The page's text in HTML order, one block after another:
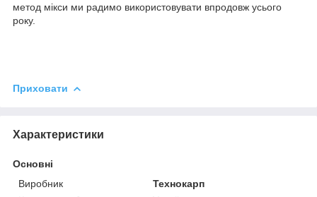
метод мікси ми радимо використовувати впродовж усього
року.
Приховати
Характеристики
Основні
Виробник
Технокарп